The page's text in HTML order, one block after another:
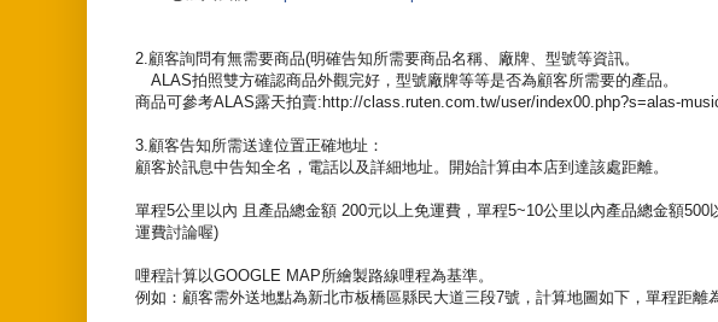
2.顧客詢問有無需要商品(明確告知所需要商品名稱、廠牌、型號等資訊。
ALAS拍照雙方確認商品外觀完好，型號廠牌等等是否為顧客所需要的產品。
商品可參考ALAS露天拍賣:http://class.ruten.com.tw/user/index00.php?s=alas-
3.顧客告知所需送達位置正確地址：
顧客於訊息中告知全名，電話以及詳細地址。開始計算由本店到達該處距離。
單程5公里以內 且產品總金額 200元以上免運費，單程5~10公里以內產品總金額
運費討論喔)
哩程計算以GOOGLE MAP所繪製路線哩程為基準。
例如：顧客需外送地點為新北市板橋區縣民大道三段7號 ，計算地圖如下，單程距離